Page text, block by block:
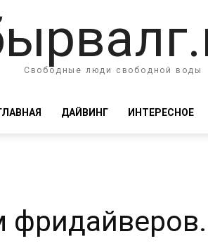
Свободные люди свободной воды
ДАЙВИНГ ИНТЕРЕСНОЕ
фридайверов.